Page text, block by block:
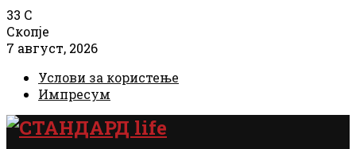
33 C
Скопје
7 август, 2026
Услови за користење
Импресум
Facebook
Instagram
Email
Rss